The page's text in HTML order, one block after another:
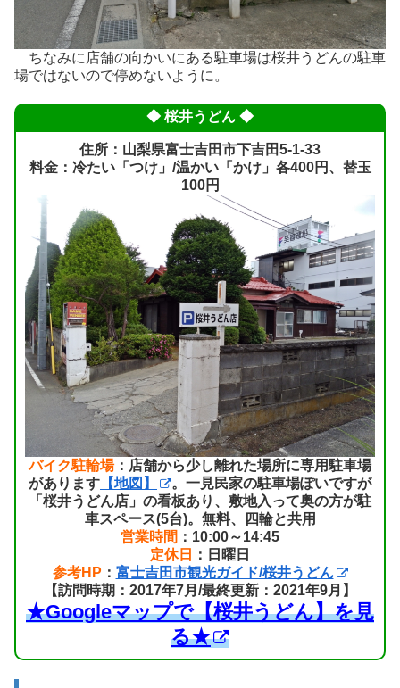
ちなみに店舗の向かいにある駐車場は桜井うどんの駐車
場ではないので停めないように。
◆ 桜井うどん ◆
住所：山梨県富士吉田市下吉田5-1-33
料金：冷たい「つけ」/温かい「かけ」各400円、替玉
100円
バイク駐輪場：店舗から少し離れた場所に専用駐車場
があります 【地図】
。一見民家の駐車場ぽいですが
「桜井うどん店」の看板あり、敷地入って奥の方が駐
車スペース(5台)。無料、四輪と共用
営業時間 ：10:00～14:45
定休日
：日曜日
参考HP ： 富士吉田市観光ガイド/桜井うどん
【訪問時期：2017年7月/最終更新：2021年9月】
★Googleマップで【桜井うどん】を見
る★